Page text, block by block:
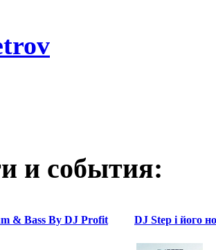
и события:
& Bass By DJ Profit DJ Step і його